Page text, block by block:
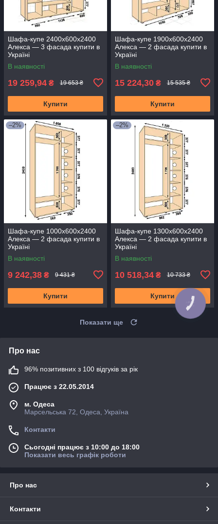
Шафа-купе 2400х600х2400
Алекса — 3 фасада купити в
Україні
В наявності
19 259,94 ₴ 19 653 ₴
Купити
Шафа-купе 1900х600х2400
Алекса — 2 фасада купити в
Україні
В наявності
15 224,30 ₴ 15 535 ₴
Купити
–2%
Шафа-купе 1000х600х2400
Алекса — 2 фасада купити в
Україні
В наявності
9 242,38 ₴ 9 431 ₴
Купити
–2%
Шафа-купе 1300х600х2400
Алекса — 2 фасада купити в
Україні
В наявності
10 518,34 ₴ 10 733 ₴
Купити
Показати ще
Про нас
96% позитивних з 100 відгуків за рік
Працює з 22.05.2014
м. Одеса
Марсельська 72, Одеса, Україна
Контакти
Сьогодні працює з 10:00 до 18:00
Показати весь графік роботи
Про нас
Контакти